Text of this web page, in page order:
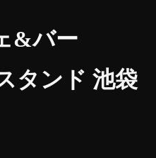
&バー
タンド 池袋